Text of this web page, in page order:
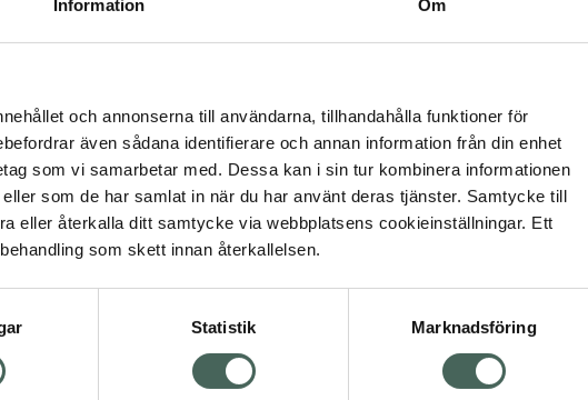
Information Om
och annonserna till användarna, tillhandahålla funktioner för
även sådana identifierare och annan information från din enhet
som vi samarbetar med. Dessa kan i sin tur kombinera informationen
som de har samlat in när du har använt deras tjänster. Samtycke till
eller återkalla ditt samtycke via webbplatsens cookieinställningar. Ett
som skett innan återkallelsen.
Statistik Marknadsföring
I apotek:3328,25 kr
Köp via ditt recept
Aktuella erbjudanden
Visa
Om recept och läkemedel